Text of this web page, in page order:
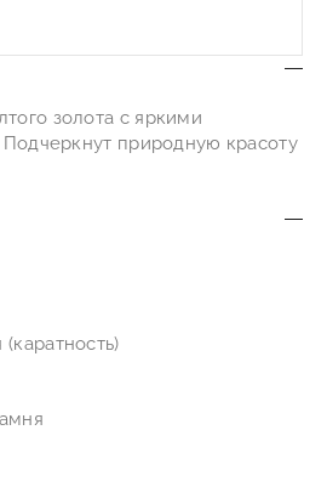
золота с яркими
природную красоту